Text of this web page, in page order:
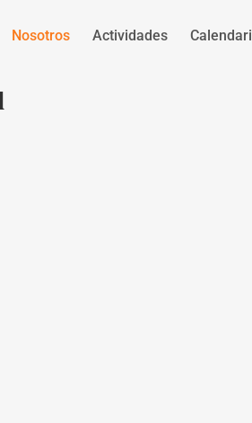
Nosotros Actividades